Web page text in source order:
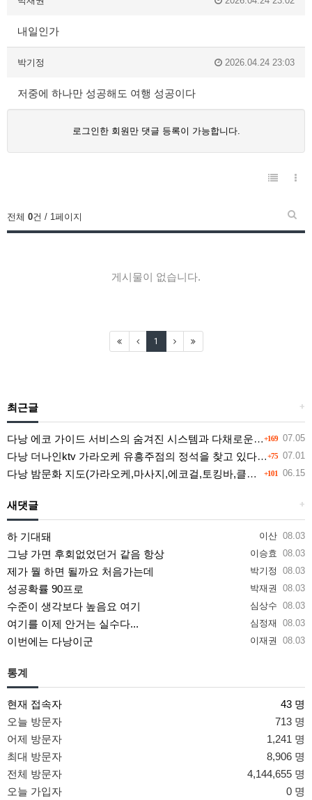
내일인가
박기정 2026.04.24 23:03
저중에 하나만 성공해도 여행 성공이다
로그인한 회원만 댓글 등록이 가능합니다.
전체 0건 / 1페이지
게시물이 없습니다.
1
+
최근글
+169 07.05
다낭 에코 가이드 서비스의 숨겨진 시스템과 다채로운 인력 풀의 진실
+75 07.01
다낭 더나인ktv 가라오케 유흥주점의 정석을 찾고 있다면 여기
+101 06.15
다낭 밤문화 지도(가라오케,마사지,에코걸,토킹바,클럽) 유흥별 가격 및 후기공유
+
새댓글
이산 08.03
하 기대돼
이승효 08.03
그냥 가면 후회없었던거 같음 항상
박기정 08.03
제가 뭘 하면 될까요 처음가는데
박재권 08.03
성공확률 90프로
심상수 08.03
수준이 생각보다 높음요 여기
심정재 08.03
여기를 이제 안거는 실수다...
이재권 08.03
이번에는 다낭이군
통계
현재 접속자
43 명
오늘 방문자
713 명
어제 방문자
1,241 명
최대 방문자
8,906 명
전체 방문자
4,144,655 명
오늘 가입자
0 명